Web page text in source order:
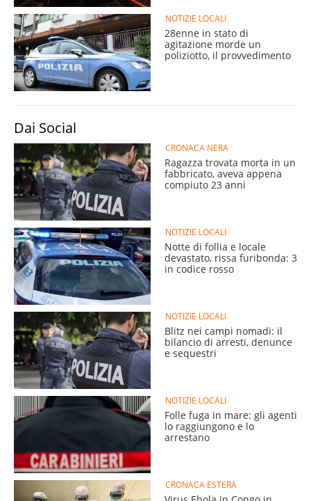
NOTIZIE LOCALI
28enne in stato di
agitazione morde un
poliziotto, il provvedimento
Dai Social
CRONACA NERA
Ragazza trovata morta in un
fabbricato, aveva appena
compiuto 23 anni
NOTIZIE LOCALI
Notte di follia e locale
devastato, rissa furibonda: 3
in codice rosso
NOTIZIE LOCALI
Blitz nei campi nomadi: il
bilancio di arresti, denunce
e sequestri
NOTIZIE LOCALI
Folle fuga in mare: gli agenti
lo raggiungono e lo
arrestano
CRONACA ESTERA